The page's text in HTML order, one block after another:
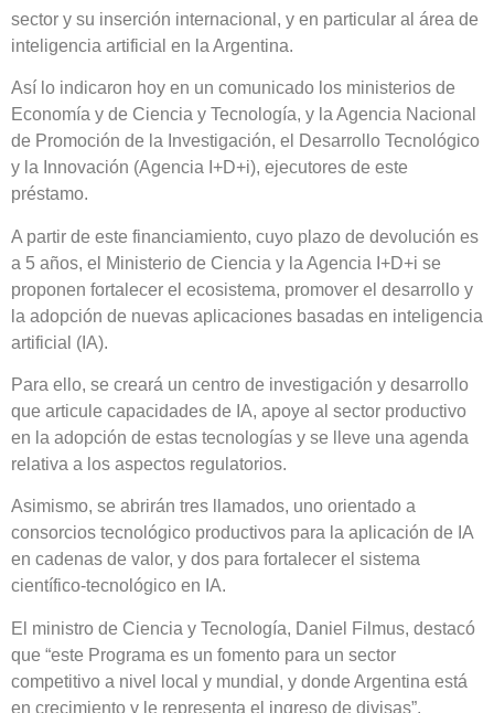
sector y su inserción internacional, y en particular al área de
inteligencia artificial en la Argentina.
Así lo indicaron hoy en un comunicado los ministerios de
Economía y de Ciencia y Tecnología, y la Agencia Nacional
de Promoción de la Investigación, el Desarrollo Tecnológico
y la Innovación (Agencia I+D+i), ejecutores de este
préstamo.
A partir de este financiamiento, cuyo plazo de devolución es
a 5 años, el Ministerio de Ciencia y la Agencia I+D+i se
proponen fortalecer el ecosistema, promover el desarrollo y
la adopción de nuevas aplicaciones basadas en inteligencia
artificial (IA).
Para ello, se creará un centro de investigación y desarrollo
que articule capacidades de IA, apoye al sector productivo
en la adopción de estas tecnologías y se lleve una agenda
relativa a los aspectos regulatorios.
Asimismo, se abrirán tres llamados, uno orientado a
consorcios tecnológico productivos para la aplicación de IA
en cadenas de valor, y dos para fortalecer el sistema
científico-tecnológico en IA.
El ministro de Ciencia y Tecnología, Daniel Filmus, destacó
que “este Programa es un fomento para un sector
competitivo a nivel local y mundial, y donde Argentina está
en crecimiento y le representa el ingreso de divisas”.